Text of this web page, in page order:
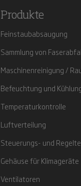
Produkte
Feinstaubabsaugung
Sammlung von
Maschinenreinigung /
Befeuchtung und
Temperaturkontrolle
Luftverteilung
Steuerungs- und
Gehäuse für Klimageräte
Ventilatoren